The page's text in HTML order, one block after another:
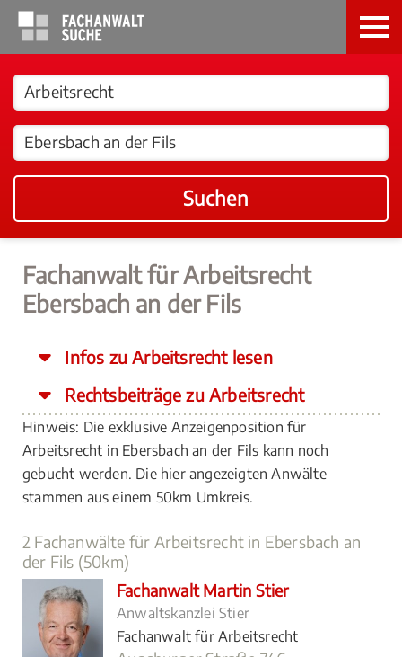
Suchen
Fachanwalt für Arbeitsrecht
Ebersbach an der Fils
Infos zu Arbeitsrecht lesen
Rechtsbeiträge zu Arbeitsrecht
Hinweis: Die exklusive Anzeigenposition für
Arbeitsrecht in Ebersbach an der Fils kann noch
gebucht werden. Die hier angezeigten Anwälte
stammen aus einem 50km Umkreis.
2 Fachanwälte für Arbeitsrecht in Ebersbach an
der Fils (50km)
Fachanwalt Martin Stier
Anwaltskanzlei Stier
Fachanwalt für Arbeitsrecht